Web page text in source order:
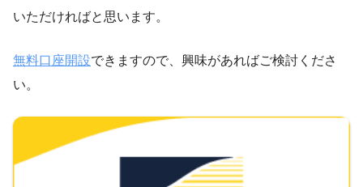
いただければと思います。
無料口座開設できますので、興味があればご検討くださ
い。